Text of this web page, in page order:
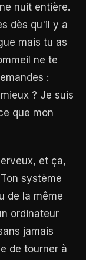
nuit entière.
dès qu'il y a
mais tu as
ne te
:
? Je suis
que mon
et ça,
système
de la même
ordinateur
jamais
de tourner à